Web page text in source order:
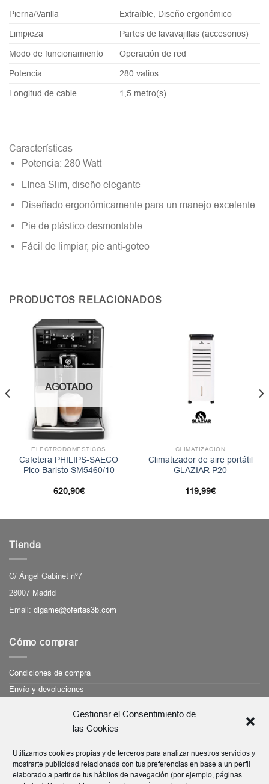
Gestionar el Consentimiento de
las Cookies
Utilizamos cookies propias y de terceros para analizar nuestros servicios y
mostrarte publicidad relacionada con tus preferencias en base a un perfil
elaborado a partir de tus hábitos de navegación (por ejemplo, páginas
Pierna/Varilla Extraíble, Diseño ergonómico
Limpieza Partes de lavavajillas (accesorios)
Modo de funcionamiento Operación de red
Potencia 280 vatios
Longitud de cable 1,5 metro(s)
Características
Potencia: 280 Watt
Línea Slim, diseño elegante
Diseñado ergonómicamente para un manejo excelente
Pie de plástico desmontable.
Fácil de limpiar, pie anti-goteo
PRODUCTOS RELACIONADOS
AGOTADO
ELECTRODOMÉSTICOS
Cafetera PHILIPS-SAECO
Pico Baristo SM5460/10
620,90€
CLIMATIZACIÓN
Climatizador de aire portátil
GLAZIAR P20
119,99€
Tienda
C/ Ángel Gabinet nº7
28007 Madrid
Email: digame@ofertas3b.com
Cómo comprar
Condiciones de compra
Envío y devoluciones
Ayuda